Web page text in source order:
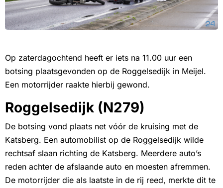
Op zaterdagochtend heeft er iets na 11.00 uur een
botsing plaatsgevonden op de Roggelsedijk in Meijel.
Een motorrijder raakte hierbij gewond.
Roggelsedijk (N279)
De botsing vond plaats net vóór de kruising met de
Katsberg. Een automobilist op de Roggelsedijk wilde
rechtsaf slaan richting de Katsberg. Meerdere auto’s
reden achter de afslaande auto en moesten afremmen.
De motorrijder die als laatste in de rij reed, merkte dit te